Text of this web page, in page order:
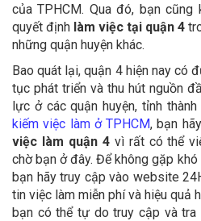
của TPHCM. Qua đó, bạn
quyết định làm việc tại quận 4
những quận huyện khác.
Bao quát lại, quận 4 hiện nay có
tục phát triển và thu hút nguồn
lực ở các quận huyện, tỉnh
kiếm việc làm ở TPHCM, bạn
việc làm quận 4vì rất có thể
chờ bạn ở đây. Để không gặp
bạn hãy truy cập vào website
tin việc làm miễn phí và hiệu quả
bạn có thể tự do truy cập và